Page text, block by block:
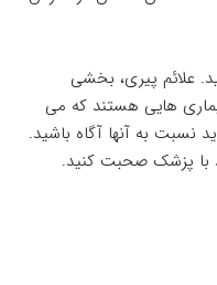
علائم پیری، بخشی
هایی هستند که می
نسبت به آنها آگاه باشید.
با پزشک صحبت کنید.